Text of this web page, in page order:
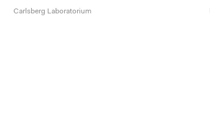
Carlsberg Laboratorium